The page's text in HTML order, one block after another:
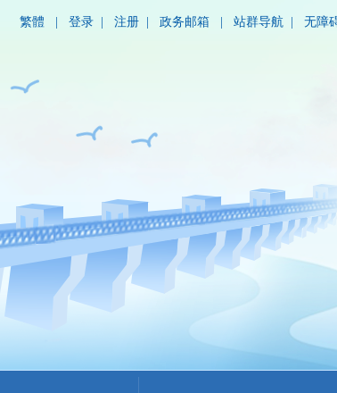
繁體 登录 注册 政务邮箱 站群导航 无障